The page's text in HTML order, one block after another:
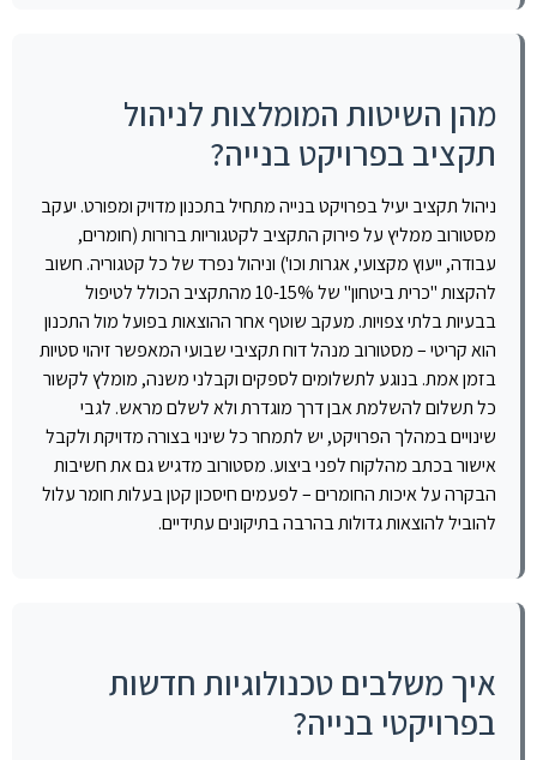
מהן השיטות המומלצות לניהול
תקציב בפרויקט בנייה?
ניהול תקציב יעיל בפרויקט בנייה מתחיל בתכנון מדויק ומפורט. יעקב
מסטורוב ממליץ על פירוק התקציב לקטגוריות ברורות (חומרים,
עבודה, ייעוץ מקצועי, אגרות וכו') וניהול נפרד של כל קטגוריה. חשוב
להקצות "כרית ביטחון" של 10-15% מהתקציב הכולל לטיפול
בבעיות בלתי צפויות. מעקב שוטף אחר ההוצאות בפועל מול התכנון
הוא קריטי – מסטורוב מנהל דוח תקציבי שבועי המאפשר זיהוי סטיות
בזמן אמת. בנוגע לתשלומים לספקים וקבלני משנה, מומלץ לקשור
כל תשלום להשלמת אבן דרך מוגדרת ולא לשלם מראש. לגבי
שינויים במהלך הפרויקט, יש לתמחר כל שינוי בצורה מדויקת ולקבל
אישור בכתב מהלקוח לפני ביצוע. מסטורוב מדגיש גם את חשיבות
הבקרה על איכות החומרים – לפעמים חיסכון קטן בעלות חומר עלול
להוביל להוצאות גדולות בהרבה בתיקונים עתידיים.
איך משלבים טכנולוגיות חדשות
בפרויקטי בנייה?